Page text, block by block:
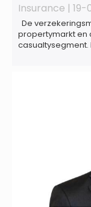
Insurance | 19-
De
propertymarkt en
het Market Pulse
De